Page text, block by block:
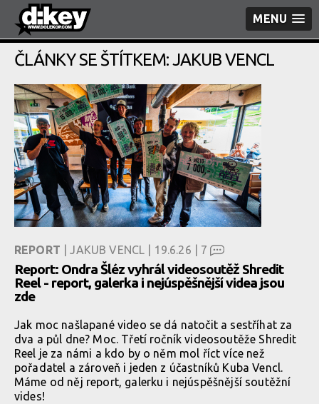
MENU
ČLÁNKY SE ŠTÍTKEM: JAKUB VENCL
REPORT | JAKUB VENCL | 19.6.26 | 7
Report: Ondra Šléz vyhrál videosoutěž Shredit
Reel - report, galerka i nejúspěšnější videa jsou
zde
Jak moc našlapané video se dá natočit a sestříhat za
dva a půl dne? Moc. Třetí ročník videosoutěže Shredit
Reel je za námi a kdo by o něm mol říct více než
pořadatel a zároveň i jeden z účastníků Kuba Vencl.
Máme od něj report, galerku i nejúspěšnější soutěžní
vides!